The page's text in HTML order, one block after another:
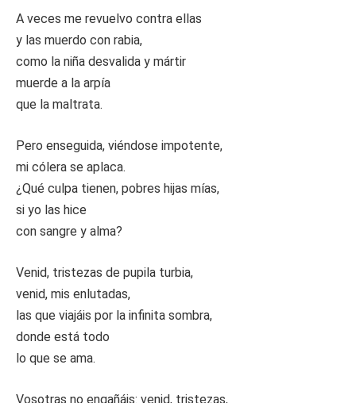
A veces me revuelvo contra ellas
y las muerdo con rabia,
como la niña desvalida y mártir
muerde a la arpía
que la maltrata.
Pero enseguida, viéndose impotente,
mi cólera se aplaca.
¿Qué culpa tienen, pobres hijas mías,
si yo las hice
con sangre y alma?
Venid, tristezas de pupila turbia,
venid, mis enlutadas,
las que viajáis por la infinita sombra,
donde está todo
lo que se ama.
Vosotras no engañáis: venid, tristezas,